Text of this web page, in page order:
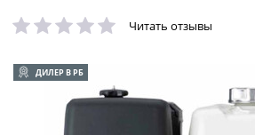
Читать отзывы
ДИЛЕР В РБ